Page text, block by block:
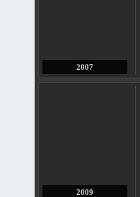
2007
2009